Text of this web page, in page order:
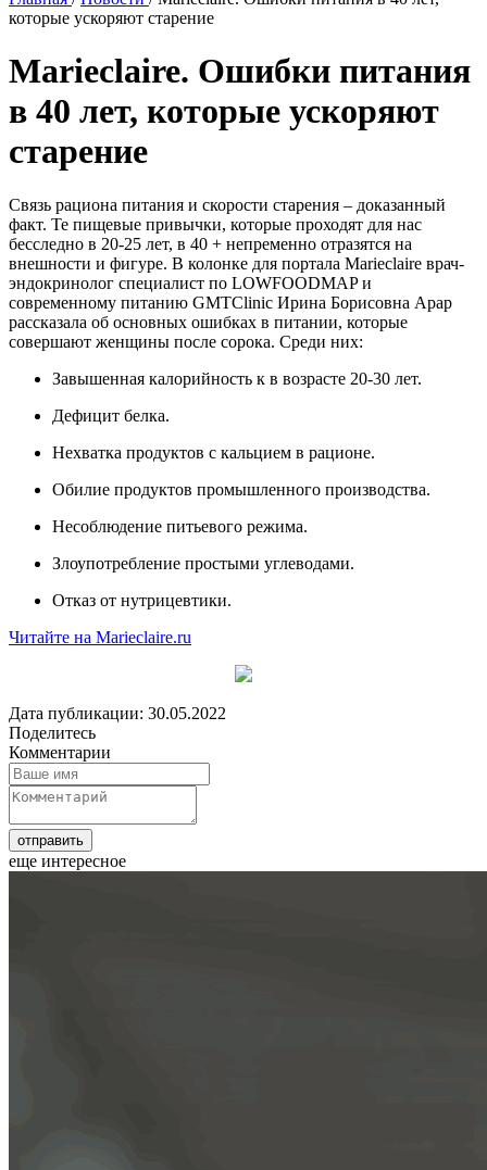
которые ускоряют старение
Marieclaire. Ошибки питания
в 40 лет, которые ускоряют
старение
Связь рациона питания и скорости старения – доказанный
факт. Те пищевые привычки, которые проходят для нас
бесследно в 20-25 лет, в 40 + непременно отразятся на
внешности и фигуре. В колонке для портала Marieclaire врач-
эндокринолог специалист по LOWFOODMAP и
современному питанию GMTClinic Ирина Борисовна Арар
рассказала об основных ошибках в питании, которые
совершают женщины после сорока. Среди них:
Завышенная калорийность к в возрасте 20-30 лет.
Дефицит белка.
Нехватка продуктов с кальцием в рационе.
Обилие продуктов промышленного производства.
Несоблюдение питьевого режима.
Злоупотребление простыми углеводами.
Отказ от нутрицевтики.
Читайте на Marieclaire.ru
Дата публикации: 30.05.2022
Поделитесь
Комментарии
еще интересное